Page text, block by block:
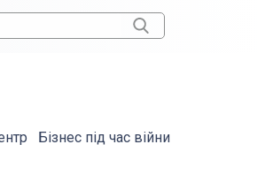
Бізнес під час війни